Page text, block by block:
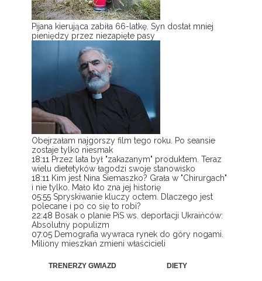
Pijana kierująca zabiła 66-latkę. Syn dostał mniej
pieniędzy przez niezapięte pasy
Obejrzałam najgorszy film tego roku. Po seansie
zostaje tylko niesmak
18:11 Przez lata był "zakazanym" produktem. Teraz
wielu dietetyków łagodzi swoje stanowisko
18:11 Kim jest Nina Siemaszko? Grała w "Chirurgach"
i nie tylko. Mało kto zna jej historię
05:55 Spryskiwanie kluczy octem. Dlaczego jest
polecane i po co się to robi?
22:48 Bosak o planie PiS ws. deportacji Ukraińców:
Absolutny populizm
07:05 Demografia wywraca rynek do góry nogami.
Miliony mieszkań zmieni właścicieli
TRENERZY GWIAZD DIETY